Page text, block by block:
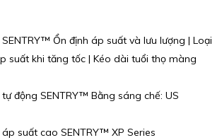
Ổn định áp suất và lưu lượng | Loại
suất khi tăng tốc | Kéo dài tuổi thọ màng
động SENTRY™ Bằng sáng chế: US
suất cao SENTRY™ XP Series